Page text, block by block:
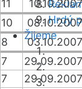
Hrdý
Žijeme
11 10.10.2007
10
08.10.2007
8
03.10.2007
7
29.09.2007
7
29.09.2007